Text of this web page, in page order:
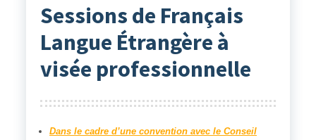
Sessions de Français
Langue Étrangère à
visée professionnelle
Dans le cadre d’une convention avec le Conseil